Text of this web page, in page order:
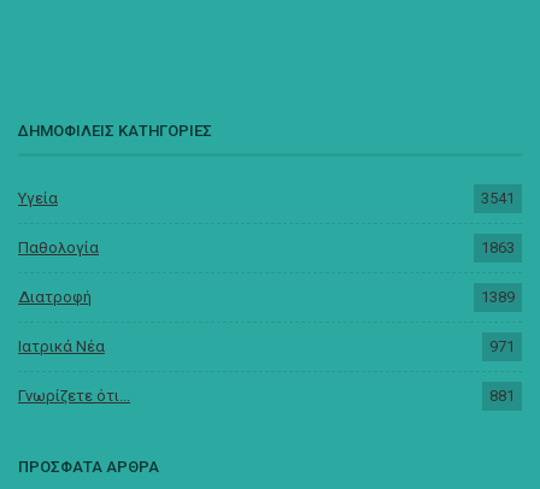
ΔΗΜΟΦΙΛΕΙΣ ΚΑΤΗΓΟΡΙΕΣ
Υγεία 3541
Παθολογία 1863
Διατροφή 1389
Ιατρικά Νέα 971
Γνωρίζετε ότι... 881
ΠΡΟΣΦΑΤΑ ΑΡΘΡΑ